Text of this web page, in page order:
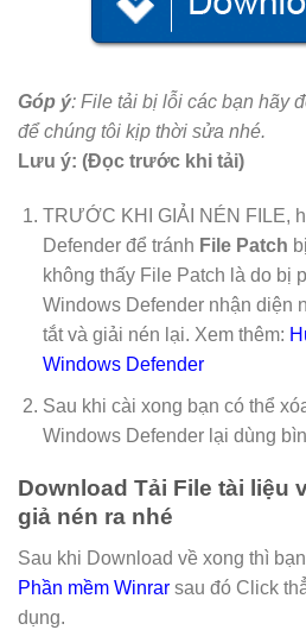
Góp ý: File tải bị lỗi các bạn hãy
để chúng tôi kịp thời sửa nhé.
Lưu ý: (Đọc trước khi tải)
TRƯỚC KHI GIẢI NÉN FILE,
Defender để tránh File Patch
không thấy File Patch là do bị
Windows Defender nhận diện
tắt và giải nén lại. Xem thêm:
Windows Defender
Sau khi cài xong bạn có thể
Windows Defender lại dùng
Download Tải File tài liệu
giả nén ra nhé
Sau khi Download về xong thì
Phần mềm Winrar sau đó Click
dụng.